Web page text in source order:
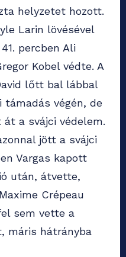
helyzetet hozott.
Larin lövésével
percben Ali
Kobel védte. A
lőtt bal lábbal
támadás végén, de
a svájci védelem.
jött a svájci
Vargas kapott
után, átvette,
Crépeau
sem vette a
máris hátrányba